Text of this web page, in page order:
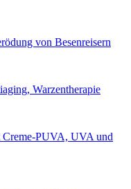
von Besenreisern
Warzentherapie
Creme-PUVA, UVA und